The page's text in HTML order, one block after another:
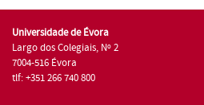
Universidade de Évora
Largo dos Colegiais, Nº 2
7004-516 Évora
tlf: +351 266 740 800